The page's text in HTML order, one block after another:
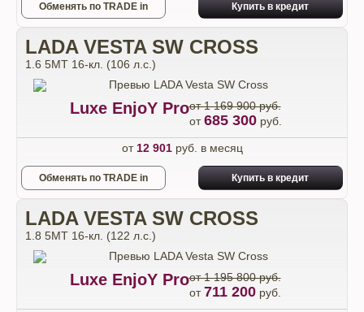
Обменять по TRADE in Купить в кредит
LADA VESTA SW CROSS
1.6 5MT 16-кл. (106 л.с.)
Luxe EnjoY Proот 1 169 900 руб.
от685 300руб.
от 12 901руб. в месяц
Обменять по TRADE in Купить в кредит
LADA VESTA SW CROSS
1.8 5MT 16-кл. (122 л.с.)
Luxe EnjoY Proот 1 195 800 руб.
от711 200руб.